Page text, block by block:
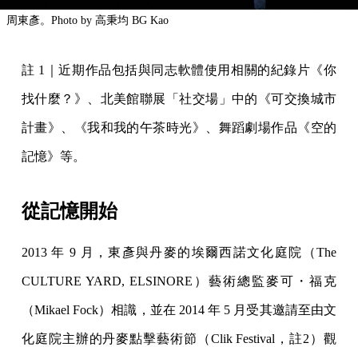
周東彥。Photo by 高秉均 BG Kao
註 1｜近期作品包括與同志軟體使用相關的紀錄片《你
找什麼？》、北美館聯展「社交場」中的《可交換城市
計畫》、《我和我的午茶時光》、舞蹈劇場作品《空的
記憶》等。
從記憶開始
2013 年 9 月，東彥與丹麥的埃爾西諾文化庭院（The
CULTURE YARD, ELSINORE）藝術總監麥可・福克
（Mikael Fock）相識，並在 2014 年 5 月受其邀請至由文
化庭院主辦的丹麥點擊藝術節（Clik Festival，註2）觀